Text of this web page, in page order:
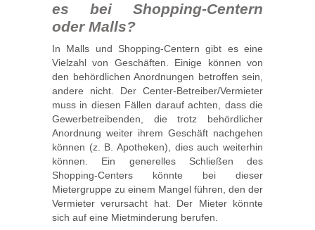
es bei Shopping-Centern
oder Malls?
In Malls und Shopping-Centern gibt es eine
Vielzahl von Geschäften. Einige können von
den behördlichen Anordnungen betroffen sein,
andere nicht. Der Center-Betreiber/Vermieter
muss in diesen Fällen darauf achten, dass die
Gewerbetreibenden, die trotz behördlicher
Anordnung weiter ihrem Geschäft nachgehen
können (z. B. Apotheken), dies auch weiterhin
können. Ein generelles Schließen des
Shopping-Centers könnte bei dieser
Mietergruppe zu einem Mangel führen, den der
Vermieter verursacht hat. Der Mieter könnte
sich auf eine Mietminderung berufen.